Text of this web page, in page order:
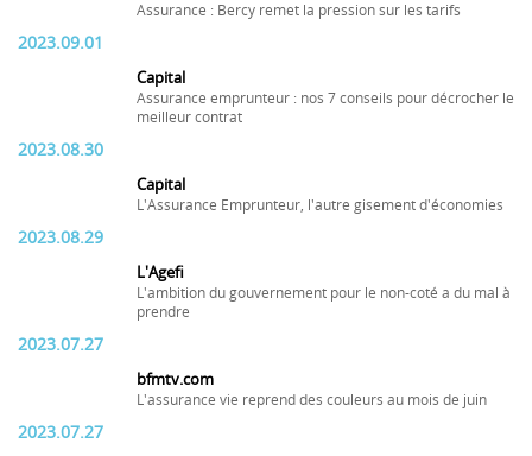
Assurance : Bercy remet la pression sur les tarifs
2023.09.01
Capital
Assurance emprunteur : nos 7 conseils pour décrocher le
meilleur contrat
2023.08.30
Capital
L'Assurance Emprunteur, l'autre gisement d'économies
2023.08.29
L'Agefi
L'ambition du gouvernement pour le non-coté a du mal à
prendre
2023.07.27
bfmtv.com
L'assurance vie reprend des couleurs au mois de juin
2023.07.27